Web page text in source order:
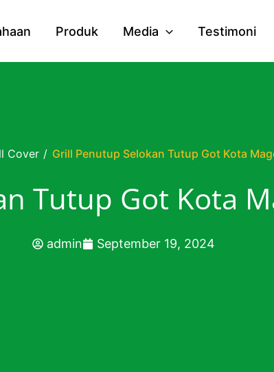
Produk Media Testimoni
Cover / Grill Penutup Selokan Tutup Got Kota
Tutup Got Kota
admin September 19, 2024